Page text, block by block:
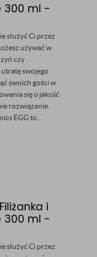
300 ml -
służyć Ci przez
używać w
czy
swojego
swoich gości w
się o jakość
rozwiązanie.
EGG to...
i
300 ml -
służyć Ci przez